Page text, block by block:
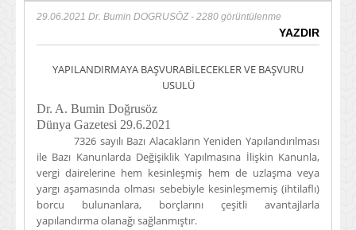
29.06.2021 Dr. Bumin DOGRUSÖZ- 2280 görüntülenme
YAZDIR
YAPILANDIRMAYA BAŞVURABİLECEKLER VE BAŞVURU
USULÜ
Dr. A. Bumin Doğrusöz
Dünya Gazetesi 29.6.2021
7326 sayılı Bazı Alacakların Yeniden Yapılandırılması
ile Bazı Kanunlarda Değişiklik Yapılmasına İlişkin Kanunla,
vergi dairelerine hem kesinleşmiş hem de uzlaşma veya
yargı aşamasında olması sebebiyle kesinleşmemiş (ihtilaflı)
borcu bulunanlara, borçlarını çeşitli avantajlarla
yapılandırma olanağı sağlanmıştır.